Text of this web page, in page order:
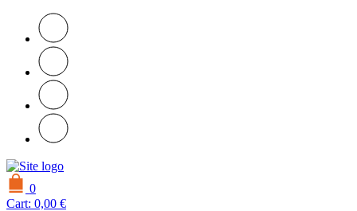
0
Cart: 0,00 €